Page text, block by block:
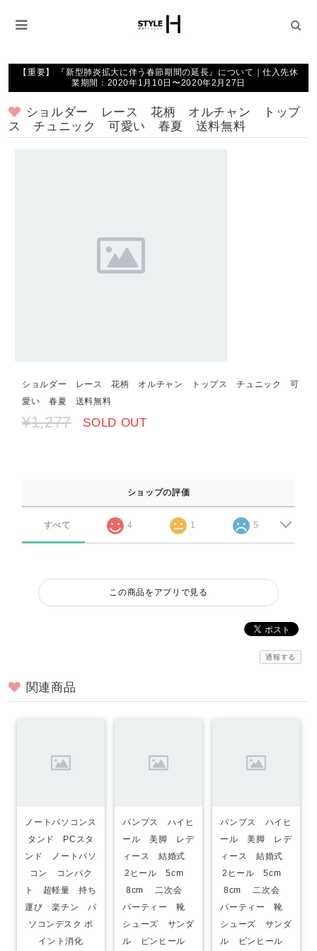
【重要】 『新型肺炎拡大に伴う春節期間の延長』について｜仕入先休
業期間：2020年1月10日〜2020年2月27日
ショルダー レース 花柄 オルチャン トップ
ス チュニック 可愛い 春夏 送料無料
ショルダー レース 花柄 オルチャン トップス チュニック 可
愛い 春夏 送料無料
¥1,277 SOLD OUT
ショップの評価
すべて 4 1 5
この商品をアプリで見る
通報する
関連商品
ノートパソコンス
タンド PCスタ
ンド ノートパソ
コン コンパク
ト 超軽量 持ち
運び 楽チン パ
ソコンデスク ポ
イント消化
パンプス ハイヒ
ール 美脚 レデ
ィース 結婚式
2ヒール 5cm
8cm 二次会
パーティー 靴
シューズ サンダ
ル ピンヒール
パンプス ハイヒ
ール 美脚 レデ
ィース 結婚式
2ヒール 5cm
8cm 二次会
パーティー 靴
シューズ サンダ
ル ピンヒール